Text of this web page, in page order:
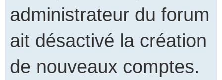
administrateur du forum
ait désactivé la création
de nouveaux comptes.